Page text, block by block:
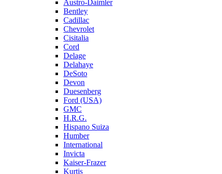
Austro-Daimler
Bentley
Cadillac
Chevrolet
Cisitalia
Cord
Delage
Delahaye
DeSoto
Devon
Duesenberg
Ford (USA)
GMC
H.R.G.
Hispano Suiza
Humber
International
Invicta
Kaiser-Frazer
Kurtis